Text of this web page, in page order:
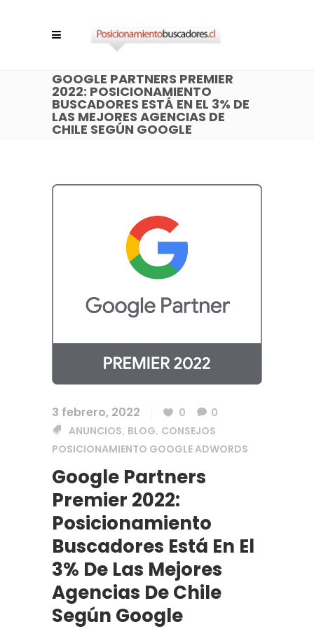
GOOGLE PARTNERS PREMIER
2022: POSICIONAMIENTO
BUSCADORES ESTÁ EN EL 3% DE
LAS MEJORES AGENCIAS DE
CHILE SEGÚN GOOGLE
3 febrero, 2022 0
0
ANUNCIOS, BLOG, CONSEJOS
POSICIONAMIENTO GOOGLE ADWORDS
Google Partners
Premier 2022:
Posicionamiento
Buscadores Está En El
3% De Las Mejores
Agencias De Chile
Según Google